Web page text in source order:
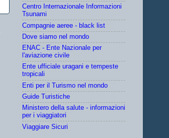
Centro Internazionale Informazioni
Tsunami
Compagnie aeree - black list
Dove siamo nel mondo
ENAC - Ente Nazionale per
l'aviazione civile
Ente ufficiale uragani e tempeste
tropicali
Enti per il Turismo nel mondo
Guide Turistiche
Ministero della salute - informazioni
per i viaggiatori
Viaggiare Sicuri